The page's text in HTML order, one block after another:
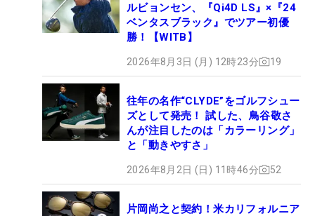
ルビョンセン、『Qi4D LS』×『24
ベンタスブラック』でツアー初優
勝！【WITB】
2026年8月3日 (月) 12時23分 19
往年の名作“CLYDE”をゴルフシュー
ズとして発売！ 試した、鳥谷敬さ
んが注目したのは「カラーリング」
と「動きやすさ」
2026年8月2日 (日) 11時46分 52
片岡尚之と契約！米カリフォルニア